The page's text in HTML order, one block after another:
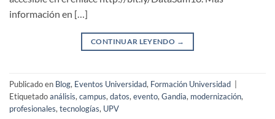
información en […]
CONTINUAR LEYENDO →
Publicado en Blog, Eventos Universidad, Formación Universidad |
Etiquetadoanálisis, campus, datos, evento, Gandia, modernización,
profesionales, tecnologías, UPV